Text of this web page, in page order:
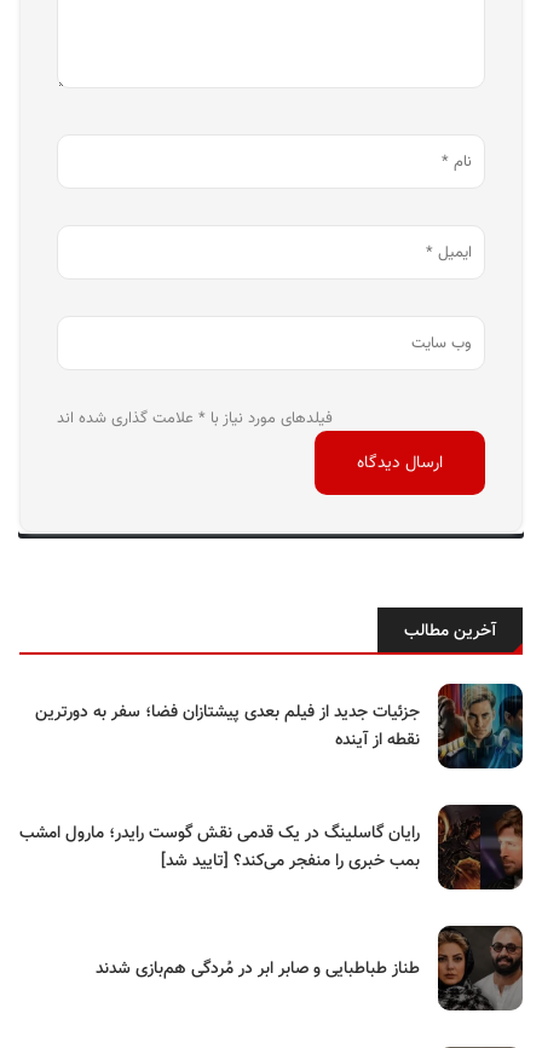
فیلدهای مورد نیاز با * علامت گذاری شده اند
آخرین مطالب
جزئیات جدید از فیلم بعدی پیشتازان فضا؛ سفر به دورترین
نقطه از آینده
رایان گاسلینگ در یک قدمی نقش گوست رایدر؛ مارول امشب
بمب خبری را منفجر می‌کند؟ [تایید شد]
طناز طباطبایی و صابر ابر در مُردگی هم‌بازی شدند